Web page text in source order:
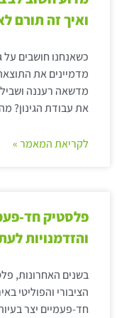
ואיך זה תורם
כשאנחנו חושבים על
מדמיינים את
מדשאה רעננה
את עבודת הגינון?
לקריאת המאמר »
פלסטיק חד-
והזדמנויות
בשנים האחרונות,
הציבורי והפוליטי
חד-פעמיים יצר